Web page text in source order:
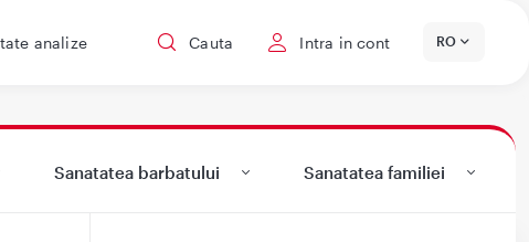
analize Cauta Intra in cont RO
Sanatatea barbatului Sanatatea familiei